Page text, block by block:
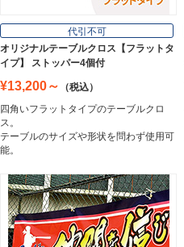
代引不可
オリジナルテーブルクロス【フラットタ
イプ】 ストッパー4個付
¥13,200～
（税込）
四角いフラットタイプのテーブルクロ
ス。
テーブルのサイズや形状を問わず使用可
能。